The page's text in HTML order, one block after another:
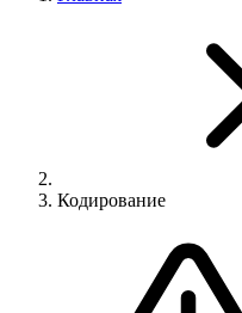
Кодирование